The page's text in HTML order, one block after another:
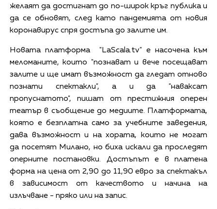
желаят да достигнат до по-широк кръг публика и
да се обновят, след като пандемията от новия
коронавирус спря достъпа до залите им.
Новата платформа "LaScala.tv" е насочена към
меломаните, които "познават и вече посещават
залите и ще имат възможност да гледат отново
познати спектакли", а и да "наваксат
пропуснатото", пишат от престижния оперен
театър в съобщение до медиите. Платформата,
която е безплатна само за учебните заведения,
дава възможност и на хората, които не могат
да посетят Милано, но биха искали да проследят
оперните постановки. Достъпът е в платена
форма на цена от 2,90 до 11,90 евро за спектакъл
в зависимост от качеството и начина на
излъчване - пряко или на запис.